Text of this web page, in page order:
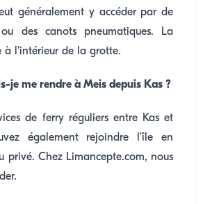
généralement y accéder par de
des canots pneumatiques. La
à l'intérieur de la grotte.
je me rendre à Meis depuis Kas ?
de ferry réguliers entre Kas et
également rejoindre l'île en
privé. Chez Limancepte.com, nous